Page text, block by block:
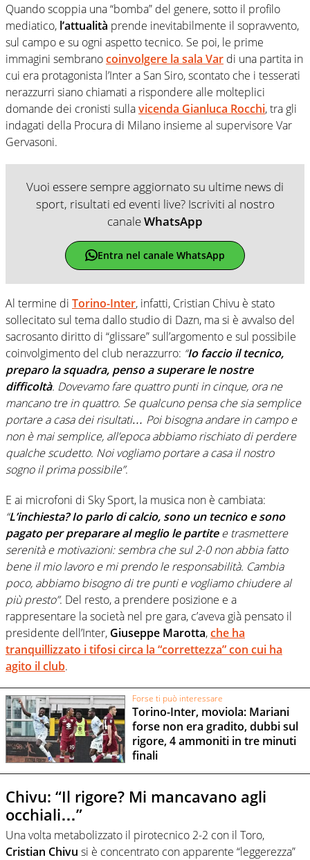
Quando scoppia una “bomba” del genere, sotto il profilo
mediatico, l’attualità prende inevitabilmente il sopravvento,
sul campo e su ogni aspetto tecnico. Se poi, le prime
immagini sembranocoinvolgere la sala Var di una partita in
cui era protagonista l’Inter a San Siro, scontato che i tesserati
nerazzurri siano chiamati a rispondere alle molteplici
domande dei cronisti sullavicenda Gianluca Rocchi, tra gli
indagati della Procura di Milano insieme al supervisore Var
Gervasoni.
Vuoi essere sempre aggiornato su ultime news di
sport, risultati ed eventi live? Iscriviti al nostro
canaleWhatsApp
Entra nel canale WhatsApp
Al termine di Torino-Inter, infatti, Cristian Chivu è stato
sollecitato sul tema dallo studio di Dazn, ma si è avvalso del
sacrosanto diritto di “glissare” sull’argomento e sul possibile
coinvolgimento del club nerazzurro: “Io faccio il tecnico,
preparo la squadra, penso a superare le nostre
difficoltà. Dovevamo fare quattro punti in cinque, ora ne
mancano tre in quattro. Se qualcuno pensa che sia semplice
portare a casa dei risultati… Poi bisogna andare in campo e
non è mai semplice, all’epoca abbiamo rischiato di perdere
qualche scudetto. Noi vogliamo portare a casa il nostro
sogno il prima possibile”.
E ai microfoni di Sky Sport, la musica non è cambiata:
“L’inchiesta? Io parlo di calcio, sono un tecnico e sono
pagato per preparare al meglio le partitee trasmettere
serenità e motivazioni: sembra che sul 2-0 non abbia fatto
bene il mio lavoro e mi prendo le responsabilità. Cambia
poco, abbiamo bisogno di tre punti e vogliamo chiudere al
più presto”. Del resto, a prendere posizione e a
rappresentare la società nel pre gara, c’aveva già pensato il
presidente dell’Inter, Giuseppe Marotta,che ha
tranquillizzato i tifosi circa la “correttezza” con cui ha
agito il club.
Forse ti può interessare
Torino-Inter, moviola: Mariani
forse non era gradito, dubbi sul
rigore, 4 ammoniti in tre minuti
finali
Chivu: “Il rigore? Mi mancavano agli
occhiali…”
Una volta metabolizzato il pirotecnico 2-2 con il Toro,
Cristian Chivu si è concentrato con apparente “leggerezza”